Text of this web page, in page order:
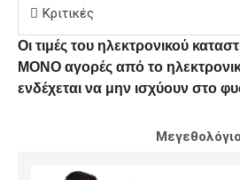
Κριτικές
Οι τιμές του ηλεκτρονικού
ΜΟΝΟ αγορές από το
ενδέχεται να μην ισχύουν στο
Μεγεθολόγιο